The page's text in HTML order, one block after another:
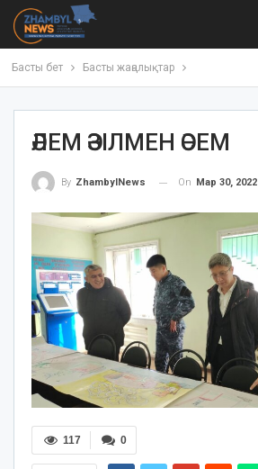
Басты бет Басты жаңалықтар
ӘЛЕМ ӘЗІЛМЕН ӘСЕМ
By ZhambylNews On Мар 30, 2022
0
117